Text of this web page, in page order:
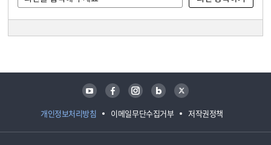
개인정보처리방침 이메일무단수집거부 저작권정책
유튜브 페이스북 인스타그램 블로그 트위터